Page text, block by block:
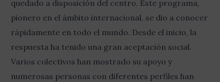
quedado a disposición del centro. Este programa,
pionero en el ámbito internacional, se dio a conocer
rápidamente en todo el mundo. Desde el inicio, la
respuesta ha tenido una gran aceptación social.
Varios colectivos han mostrado su apoyo y
numerosas personas con diferentes perfiles han